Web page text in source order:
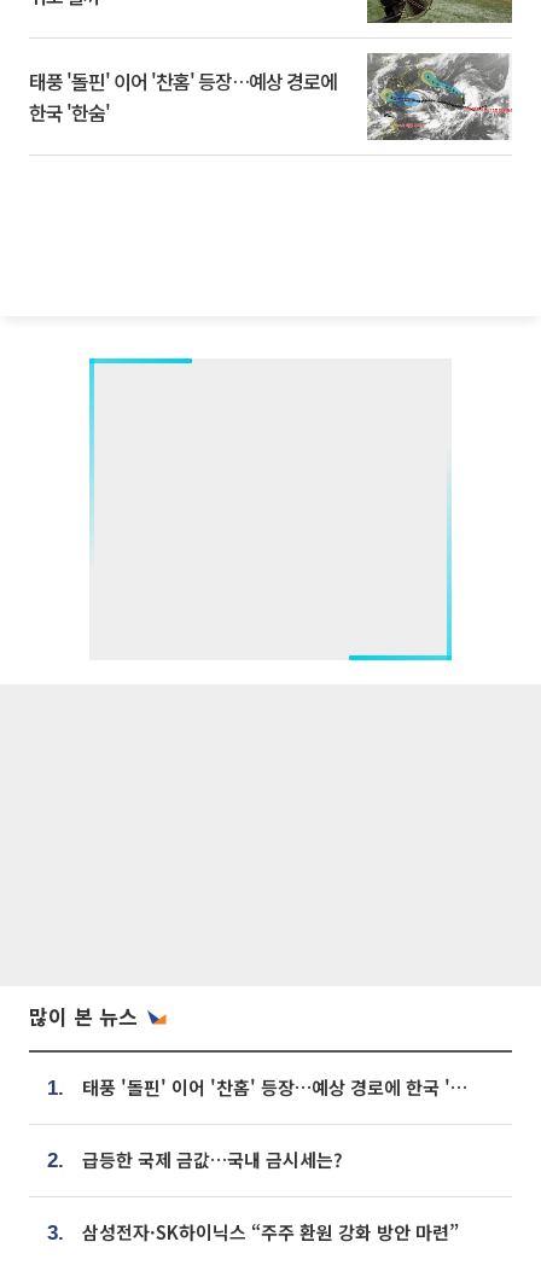
태풍 '돌핀' 이어 '찬홈' 등장…예상 경로에
한국 '한숨'
많이 본 뉴스
1. 태풍 '돌핀' 이어 '찬홈' 등장…예상 경로에 한국 '한숨'
2. 급등한 국제 금값…국내 금시세는?
3. 삼성전자·SK하이닉스 “주주 환원 강화 방안 마련”